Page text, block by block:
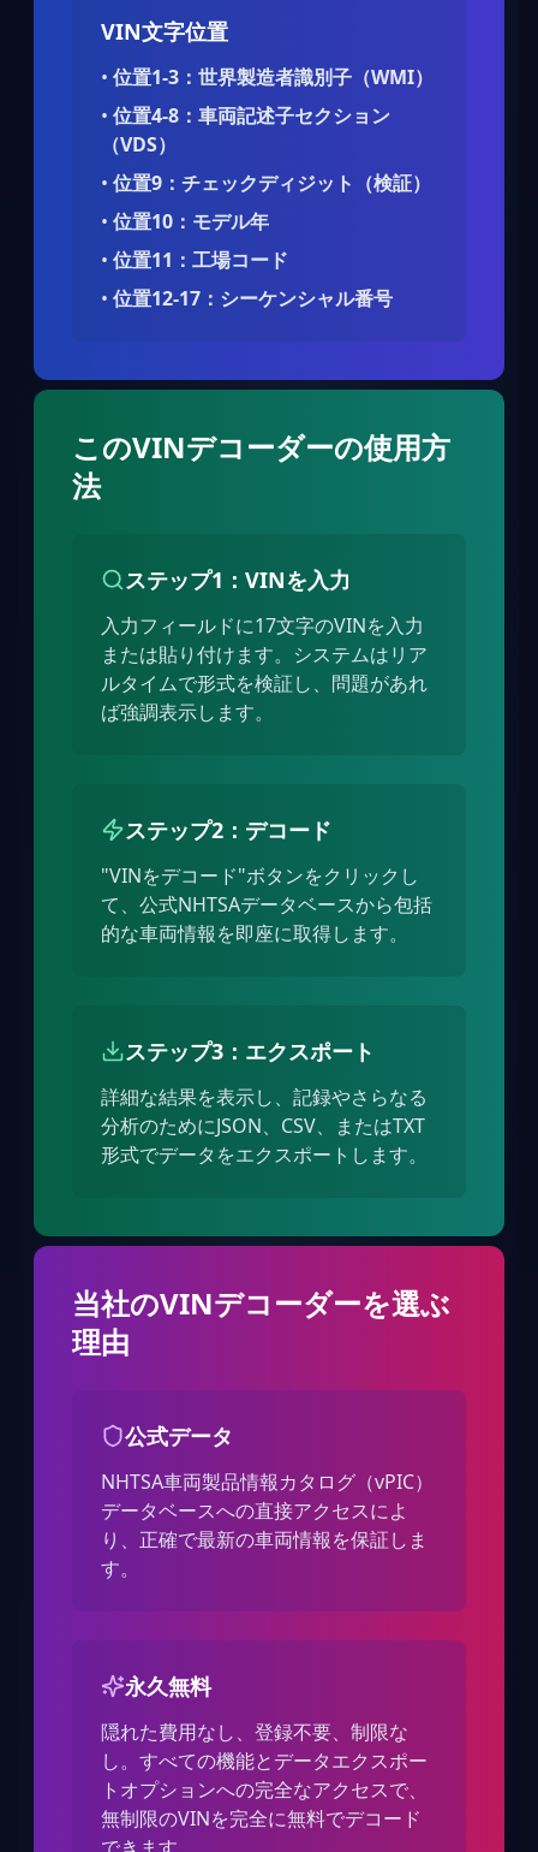
VIN文字位置
• 位置1-3：世界製造者識別子（WMI）
• 位置4-8：車両記述子セクション
（VDS）
• 位置9：チェックディジット（検証）
• 位置10：モデル年
• 位置11：工場コード
• 位置12-17：シーケンシャル番号
このVINデコーダーの使用方
法
ステップ1：VINを入力
入力フィールドに17文字のVINを入力
または貼り付けます。システムはリア
ルタイムで形式を検証し、問題があれ
ば強調表示します。
ステップ2：デコード
"VINをデコード"ボタンをクリックし
て、公式NHTSAデータベースから包括
的な車両情報を即座に取得します。
ステップ3：エクスポート
詳細な結果を表示し、記録やさらなる
分析のためにJSON、CSV、またはTXT
形式でデータをエクスポートします。
当社のVINデコーダーを選ぶ
理由
公式データ
NHTSA車両製品情報カタログ（vPIC）
データベースへの直接アクセスによ
り、正確で最新の車両情報を保証しま
す。
永久無料
隠れた費用なし、登録不要、制限な
し。すべての機能とデータエクスポー
トオプションへの完全なアクセスで、
無制限のVINを完全に無料でデコード